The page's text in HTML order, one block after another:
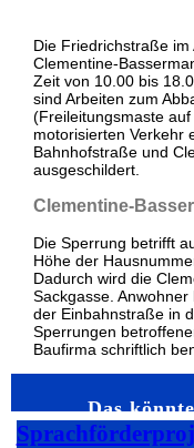
Die Friedrichstraße im
Clementine-
Zeit von 10.00 bis
sind Arbeiten zum
(Freileitungsmaste
motorisierten Verkehr
Bahnhofstraße und
ausgeschildert.
Clementine-
Die Sperrung betrifft
Höhe der
Dadurch wird die
Sackgasse.
der Einbahnstraße in
Sperrungen
Baufirma schriftlich
Das